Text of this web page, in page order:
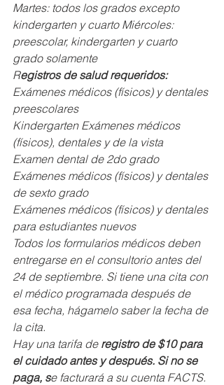
Martes: todos los grados excepto
kindergarten y cuarto Miércoles:
preescolar, kindergarten y cuarto
grado solamente
Registros de salud requeridos:
Exámenes médicos (físicos) y dentales
preescolares
Kindergarten Exámenes médicos
(físicos), dentales y de la vista
Examen dental de 2do grado
Exámenes médicos (físicos) y dentales
de sexto grado
Exámenes médicos (físicos) y dentales
para estudiantes nuevos
Todos los formularios médicos deben
entregarse en el consultorio antes del
24 de septiembre. Si tiene una cita con
el médico programada después de
esa fecha, hágamelo saber la fecha de
la cita.
Hay una tarifa de registro de $10 para
el cuidado antes y después. Si no se
paga, se facturará a su cuenta FACTS.